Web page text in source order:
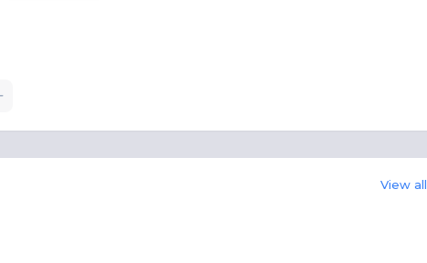
View all